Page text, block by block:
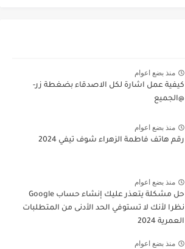
منذ بضع اعوام
كيفية عمل اشارة لكل الاصدقاء بضغطة زر-
@الجميع
منذ بضع اعوام
رقم هاتف فاطمة الزهراء شوف تيفي 2024
منذ بضع اعوام
حل مشكلة يتعذر عليك إنشاء حساب Google
نظرا لأنك لا تستوفي الحد الأدنى من المتطلبات
العمرية 2024
منذ بضع اعوام